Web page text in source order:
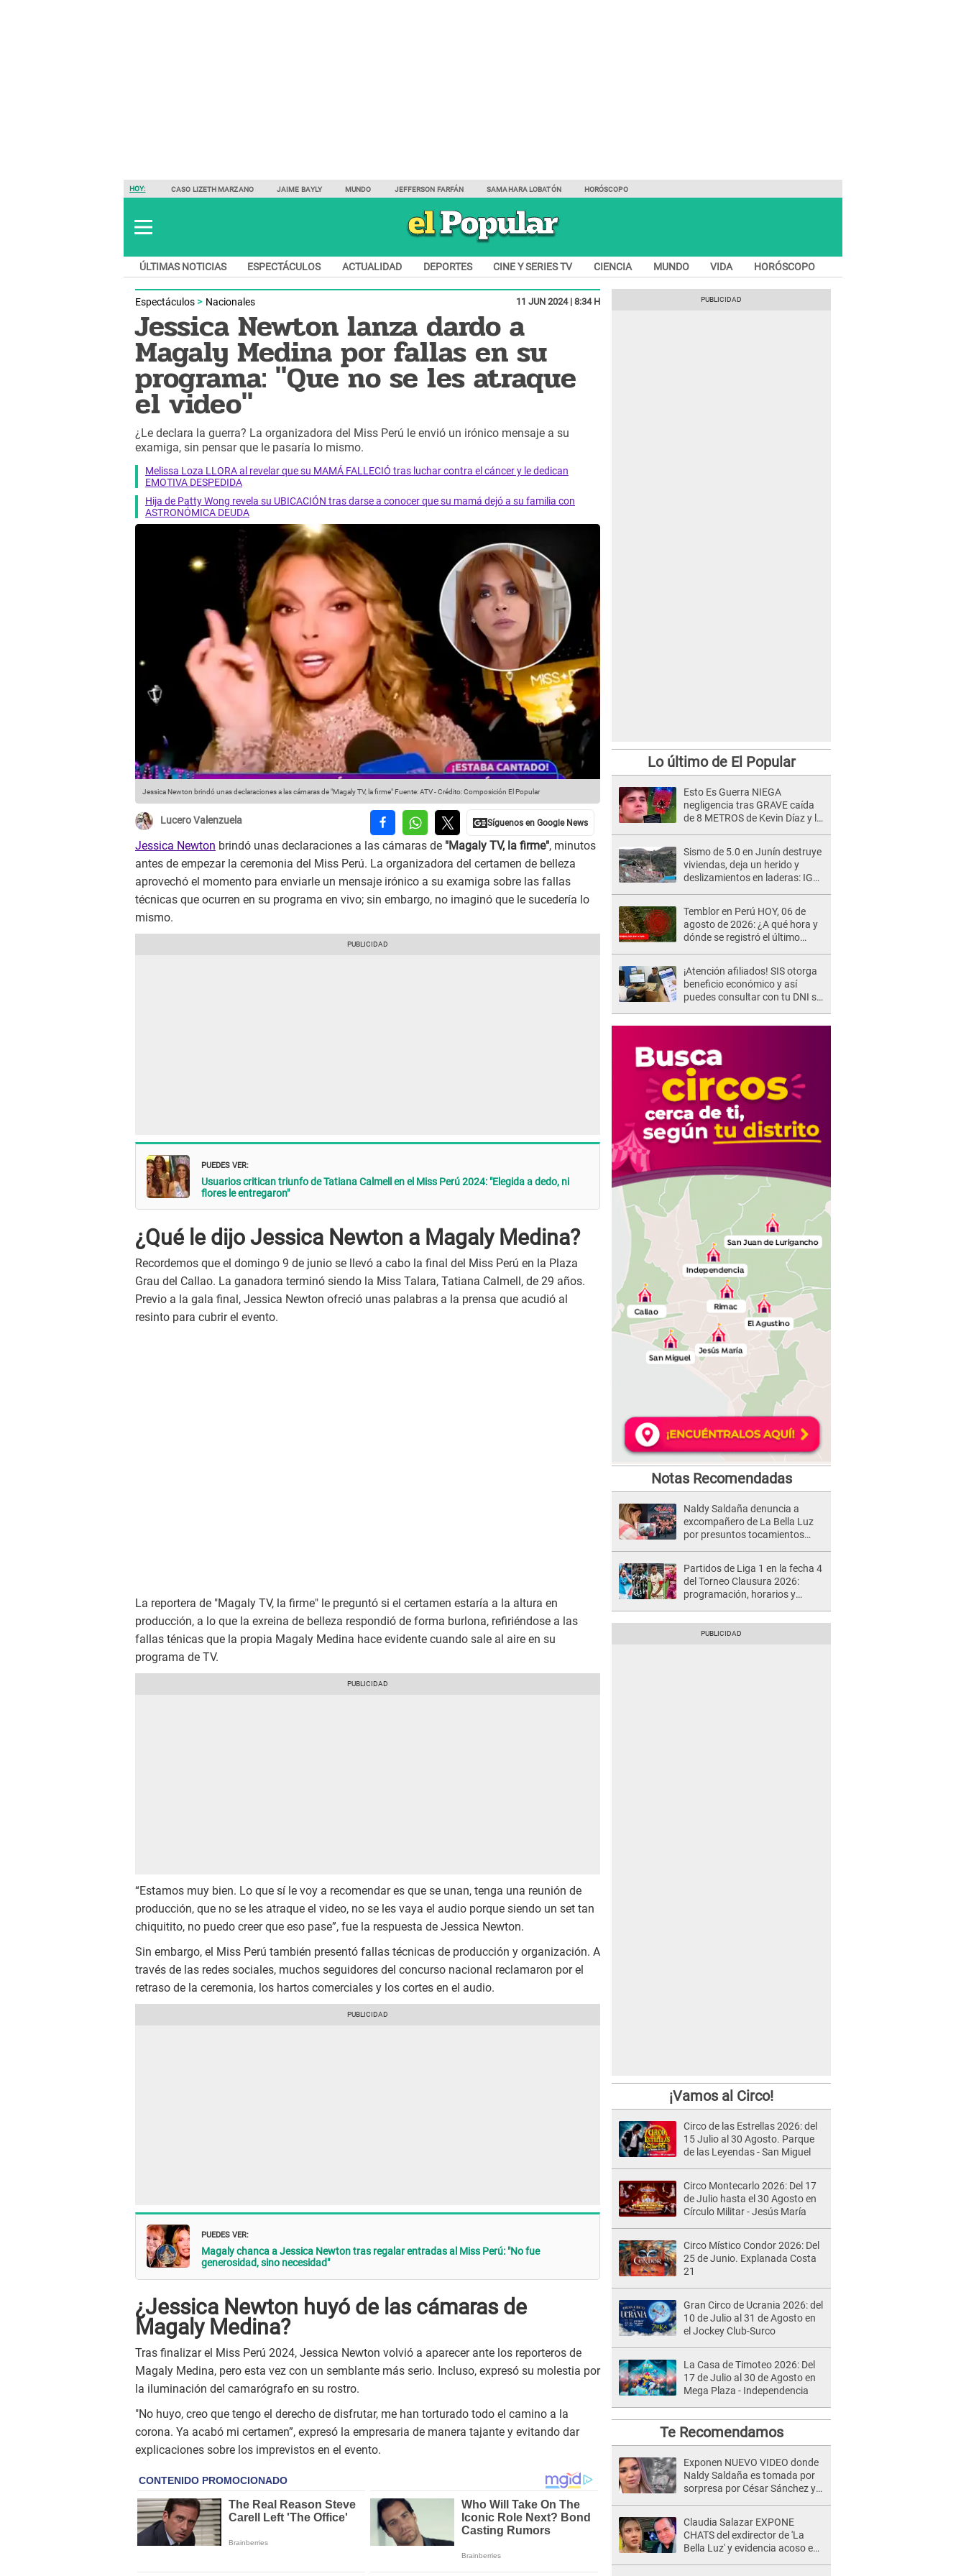
HOY: CASO LIZETH MARZANO JAIME BAYLY MUNDO JEFFERSON FARFÁN SAMAHARA LOBATÓN HORÓSCOPO
ÚLTIMAS NOTICIAS ESPECTÁCULOS ACTUALIDAD DEPORTES CINE Y SERIES TV CIENCIA MUNDO VIDA HORÓSCOPO
Espectáculos Nacionales 11 JUN 2024 | 8:34 H
Jessica Newton lanza dardo a
Magaly Medina por fallas en su
programa: "Que no se les atraque
el video"
¿Le declara la guerra? La organizadora del Miss Perú le envió un irónico mensaje a su
examiga, sin pensar que le pasaría lo mismo.
Melissa Loza LLORA al revelar que su MAMÁ FALLECIÓ tras luchar contra el cáncer y le dedican
EMOTIVA DESPEDIDA
Hija de Patty Wong revela su UBICACIÓN tras darse a conocer que su mamá dejó a su familia con
ASTRONÓMICA DEUDA
Jessica Newton brindó unas declaraciones a las cámaras de "Magaly TV, la firme" Fuente: ATV-Crédito: Composición El Popular
Lucero Valenzuela
Jessica Newton brindó unas declaraciones a las cámaras de "Magaly TV, la firme", minutos
antes de empezar la ceremonia del Miss Perú. La organizadora del certamen de belleza
aprovechó el momento para enviarle un mensaje irónico a su examiga sobre las fallas
técnicas que ocurren en su programa en vivo; sin embargo, no imaginó que le sucedería lo
mismo.
PUEDES VER:
Usuarios critican triunfo de Tatiana Calmell en el Miss Perú 2024: "Elegida a dedo, ni
flores le entregaron"
¿Qué le dijo Jessica Newton a Magaly Medina?
Recordemos que el domingo 9 de junio se llevó a cabo la final del Miss Perú en la Plaza
Grau del Callao. La ganadora terminó siendo la Miss Talara, Tatiana Calmell, de 29 años.
Previo a la gala final, Jessica Newton ofreció unas palabras a la prensa que acudió al
resinto para cubrir el evento.
La reportera de "Magaly TV, la firme" le preguntó si el certamen estaría a la altura en
producción, a lo que la exreina de belleza respondió de forma burlona, refiriéndose a las
fallas ténicas que la propia Magaly Medina hace evidente cuando sale al aire en su
programa de TV.
“Estamos muy bien. Lo que sí le voy a recomendar es que se unan, tenga una reunión de
producción, que no se les atraque el video, no se les vaya el audio porque siendo un set tan
chiquitito, no puedo creer que eso pase”, fue la respuesta de Jessica Newton.
Sin embargo, el Miss Perú también presentó fallas técnicas de producción y organización. A
través de las redes sociales, muchos seguidores del concurso nacional reclamaron por el
retraso de la ceremonia, los hartos comerciales y los cortes en el audio.
PUEDES VER:
Magaly chanca a Jessica Newton tras regalar entradas al Miss Perú: "No fue
generosidad, sino necesidad"
¿Jessica Newton huyó de las cámaras de
Magaly Medina?
Tras finalizar el Miss Perú 2024, Jessica Newton volvió a aparecer ante los reporteros de
Magaly Medina, pero esta vez con un semblante más serio. Incluso, expresó su molestia por
la iluminación del camarógrafo en su rostro.
"No huyo, creo que tengo el derecho de disfrutar, me han torturado todo el camino a la
corona. Ya acabó mi certamen”, expresó la empresaria de manera tajante y evitando dar
explicaciones sobre los imprevistos en el evento.
Lo último de El Popular
Esto Es Guerra NIEGA
negligencia tras GRAVE caída
de 8 METROS de Kevin Díaz y lo
Sismo de 5.0 en Junín destruye
viviendas, deja un herido y
deslizamientos en laderas: IGP
Temblor en Perú HOY, 06 de
agosto de 2026: ¿A qué hora y
dónde se registró el último
¡Atención afiliados! SIS otorga
beneficio económico y así
puedes consultar con tu DNI si
Notas Recomendadas
Naldy Saldaña denuncia a
excompañero de La Bella Luz
por presuntos tocamientos
Partidos de Liga 1 en la fecha 4
del Torneo Clausura 2026:
programación, horarios y
¡Vamos al Circo!
Circo de las Estrellas 2026: del
15 Julio al 30 Agosto. Parque
de las Leyendas - San Miguel
Circo Montecarlo 2026: Del 17
de Julio hasta el 30 Agosto en
Círculo Militar - Jesús María
Circo Místico Condor 2026: Del
25 de Junio. Explanada Costa
21
Gran Circo de Ucrania 2026: del
10 de Julio al 31 de Agosto en
el Jockey Club-Surco
La Casa de Timoteo 2026: Del
17 de Julio al 30 de Agosto en
Mega Plaza - Independencia
Te Recomendamos
Exponen NUEVO VIDEO donde
Naldy Saldaña es tomada por
sorpresa por César Sánchez y
Claudia Salazar EXPONE
CHATS del exdirector de 'La
Bella Luz' y evidencia acoso e